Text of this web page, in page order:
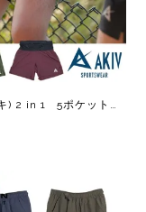
AKIV(アキ) 2 in 1 5ポケットショーツ メンズ・レディース ショートパンツ